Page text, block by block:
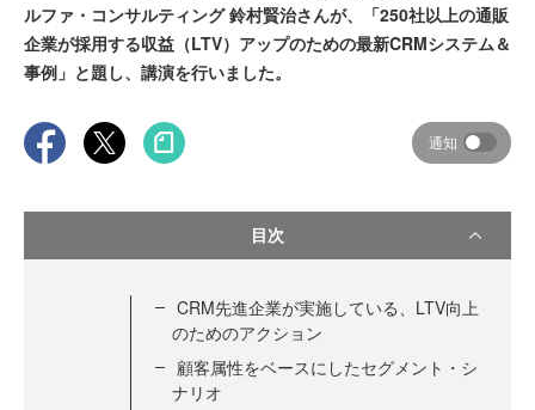
ルファ・コンサルティング 鈴村賢治さんが、「250社以上の通販
企業が採用する収益（LTV）アップのための最新CRMシステム＆
事例」と題し、講演を行いました。
通知
目次
CRM先進企業が実施している、LTV向上
のためのアクション
顧客属性をベースにしたセグメント・シ
ナリオ